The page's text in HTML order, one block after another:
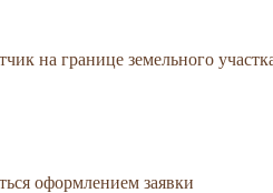
на границе земельного
оформлением заявки